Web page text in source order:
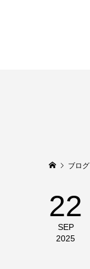
ブログ
22
SEP
2025